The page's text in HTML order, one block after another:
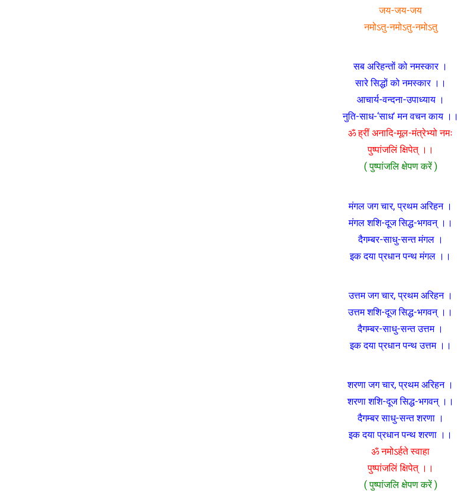
जय-जय-जय
नमोऽतु-नमोऽतु-नमोऽतु
सब अरिहन्तों को नमस्कार ।
सारे सिद्धों को नमस्कार ।।
आचार्य-वन्दना-उपाध्याय ।
नुति-साध-‘साध’ मन वचन काय ।।
ॐ ह्रीं अनादि-मूल-मंत्रेभ्यो नमः
पुष्पांजलिं क्षिपेत् ।।
( पुष्पांजलि क्षेपण करें )
मंगल जग चार, प्रथम अरिहन ।
मंगल शशि-दूज सिद्ध-भगवन् ।।
दैगम्बर-साधु-सन्त मंगल ।
इक दया प्रधान पन्थ मंगल ।।
उत्तम जग चार, प्रथम अरिहन ।
उत्तम शशि-दूज सिद्ध-भगवन् ।।
दैगम्बर-साधु-सन्त उत्तम ।
इक दया प्रधान पन्थ उत्तम ।।
शरणा जग चार, प्रथम अरिहन ।
शरणा शशि-दूज सिद्ध-भगवन् ।।
दैगम्बर साधु-सन्त शरणा ।
इक दया प्रधान पन्थ शरणा ।।
ॐ नमोऽर्हते स्वाहा
पुष्पांजलिं क्षिपेत् ।।
( पुष्पांजलि क्षेपण करें )